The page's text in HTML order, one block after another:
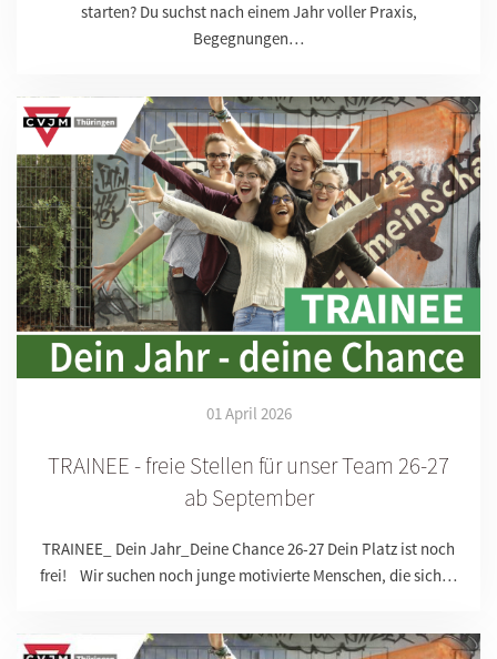
starten? Du suchst nach einem Jahr voller Praxis,
Begegnungen…
01 April 2026
TRAINEE - freie Stellen für unser Team 26-27
ab September
TRAINEE_ Dein Jahr_Deine Chance 26-27 Dein Platz ist noch
frei! Wir suchen noch junge motivierte Menschen, die sich…